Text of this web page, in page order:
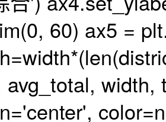
60) ax5 =
avg_total, width,